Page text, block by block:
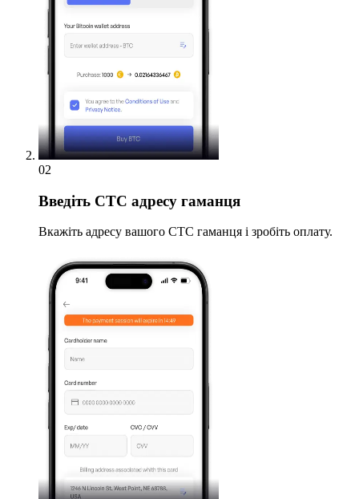
02
Введіть CTC адресу гаманця
Вкажіть адресу вашого CTC гаманця і зробіть оплату.